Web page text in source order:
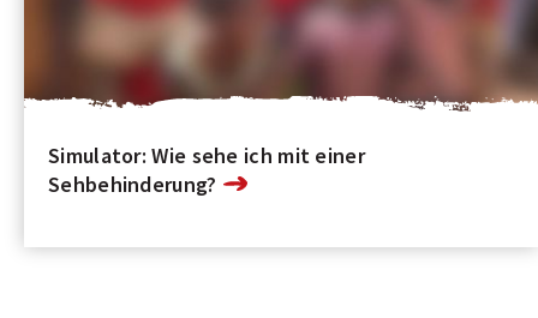
Simulator: Wie sehe ich mit einer
Sehbehinderung?